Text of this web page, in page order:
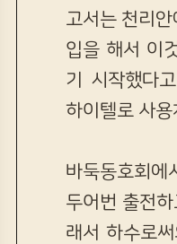
고서는 천리
입을 해서 이
기 시작했다
하이텔로 사
바둑동호회에
두어번 출전
래서 하수로